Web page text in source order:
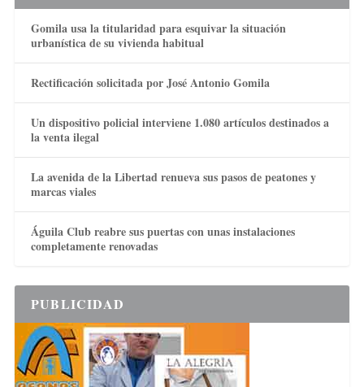
Gomila usa la titularidad para esquivar la situación
urbanística de su vivienda habitual
Rectificación solicitada por José Antonio Gomila
Un dispositivo policial interviene 1.080 artículos destinados a
la venta ilegal
La avenida de la Libertad renueva sus pasos de peatones y
marcas viales
Águila Club reabre sus puertas con unas instalaciones
completamente renovadas
PUBLICIDAD